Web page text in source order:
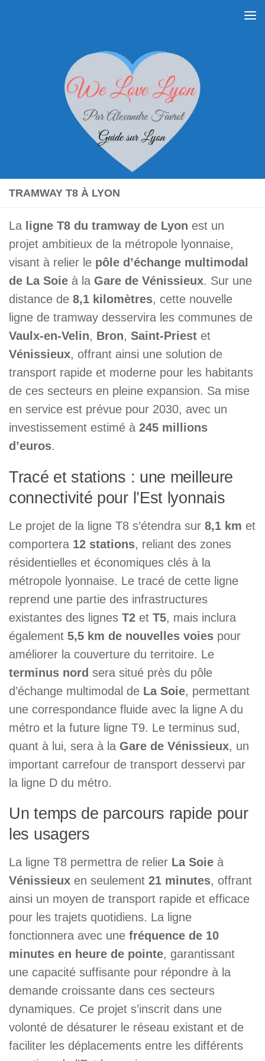
TRAMWAY T8 À LYON
La ligne T8 du tramway de Lyon est un
projet ambitieux de la métropole lyonnaise,
visant à relier le pôle d’échange multimodal
de La Soie à la Gare de Vénissieux. Sur une
distance de 8,1 kilomètres, cette nouvelle
ligne de tramway desservira les communes de
Vaulx-en-Velin, Bron, Saint-Priest et
Vénissieux, offrant ainsi une solution de
transport rapide et moderne pour les habitants
de ces secteurs en pleine expansion. Sa mise
en service est prévue pour 2030, avec un
investissement estimé à 245 millions
d’euros.
Tracé et stations : une meilleure
connectivité pour l’Est lyonnais
Le projet de la ligne T8 s’étendra sur 8,1 km et
comportera 12 stations, reliant des zones
résidentielles et économiques clés à la
métropole lyonnaise. Le tracé de cette ligne
reprend une partie des infrastructures
existantes des lignes T2 et T5, mais inclura
également 5,5 km de nouvelles voies pour
améliorer la couverture du territoire. Le
terminus nord sera situé près du pôle
d’échange multimodal de La Soie, permettant
une correspondance fluide avec la ligne A du
métro et la future ligne T9. Le terminus sud,
quant à lui, sera à la Gare de Vénissieux, un
important carrefour de transport desservi par
la ligne D du métro.
Un temps de parcours rapide pour
les usagers
La ligne T8 permettra de relier La Soie à
Vénissieux en seulement 21 minutes, offrant
ainsi un moyen de transport rapide et efficace
pour les trajets quotidiens. La ligne
fonctionnera avec une fréquence de 10
minutes en heure de pointe, garantissant
une capacité suffisante pour répondre à la
demande croissante dans ces secteurs
dynamiques. Ce projet s’inscrit dans une
volonté de désaturer le réseau existant et de
faciliter les déplacements entre les différents